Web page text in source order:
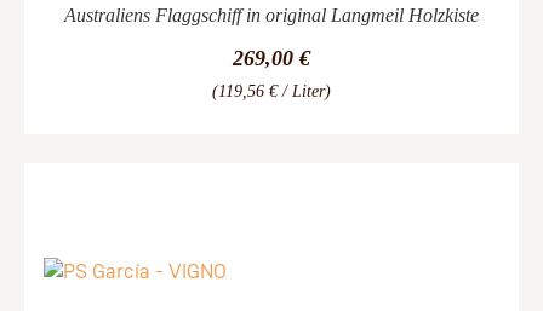
Australiens Flaggschiff in original Langmeil Holzkiste
269,00 €
(119,56 € / Liter)